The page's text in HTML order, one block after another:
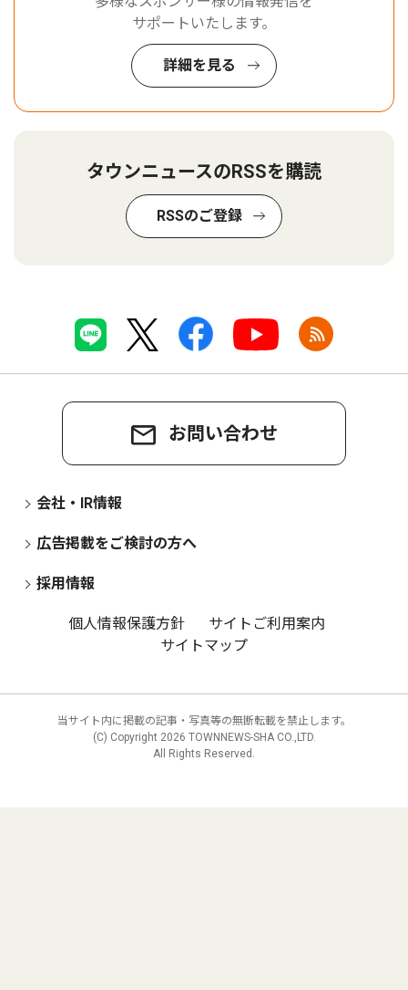
サポートいたします。
詳細を見る
タウンニュースのRSSを購読
RSSのご登録
お問い合わせ
会社・IR情報
広告掲載をご検討の方へ
採用情報
個人情報保護方針
サイトご利用案内
サイトマップ
当サイト内に掲載の記事・写真等の無断転載を禁止します。
(C) Copyright 2026 TOWNNEWS-SHA CO.,LTD.
All Rights Reserved.